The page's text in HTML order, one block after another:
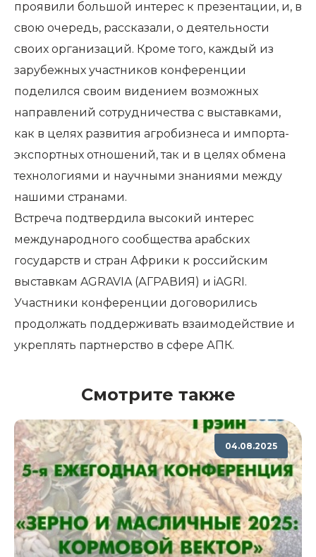
проявили большой интерес к презентации, и, в
свою очередь, рассказали, о деятельности
своих организаций. Кроме того, каждый из
зарубежных участников конференции
поделился своим видением возможных
направлений сотрудничества с выставками,
как в целях развития агробизнеса и импорта-
экспортных отношений, так и в целях обмена
технологиями и научными знаниями между
нашими странами.
Встреча подтвердила высокий интерес
международного сообщества арабских
государств и стран Африки к российским
выставкам AGRAVIA (АГРАВИЯ) и iAGRI.
Участники конференции договорились
продолжать поддерживать взаимодействие и
укреплять партнерство в сфере АПК.
Смотрите также
04.08.2025